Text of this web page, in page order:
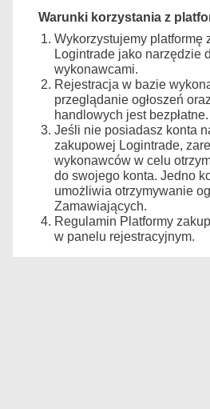
Warunki korzystania z
Wykorzystujemy platformę
Logintrade jako narzędzie
wykonawcami.
Rejestracja w bazie
przeglądanie ogłoszeń
handlowych jest bezpłatne.
Jeśli nie posiadasz konta
zakupowej Logintrade,
wykonawców w celu
do swojego konta. Jedno
umożliwia otrzymywanie
Zamawiających.
Regulamin Platformy
w panelu rejestracyjnym.